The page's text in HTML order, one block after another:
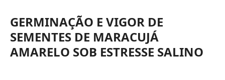
GERMINAÇÃO E VIGOR DE
SEMENTES DE MARACUJÁ
AMARELO SOB ESTRESSE SALINO